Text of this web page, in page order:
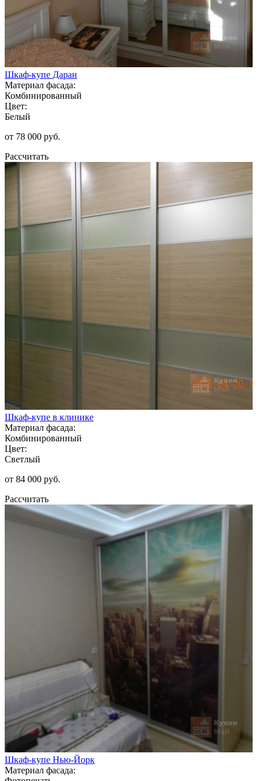
Шкаф-купе Даран
Материал фасада:
Комбинированный
Цвет:
Белый
от 78 000 руб.
Рассчитать
Шкаф-купе в клинике
Материал фасада:
Комбинированный
Цвет:
Светлый
от 84 000 руб.
Рассчитать
Шкаф-купе Нью-Йорк
Материал фасада: